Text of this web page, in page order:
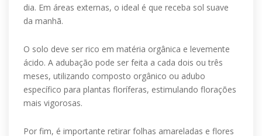
dia. Em áreas externas, o ideal é que receba sol suave
da manhã.
O solo deve ser rico em matéria orgânica e levemente
ácido. A adubação pode ser feita a cada dois ou três
meses, utilizando composto orgânico ou adubo
específico para plantas floríferas, estimulando florações
mais vigorosas.
Por fim, é importante retirar folhas amareladas e flores